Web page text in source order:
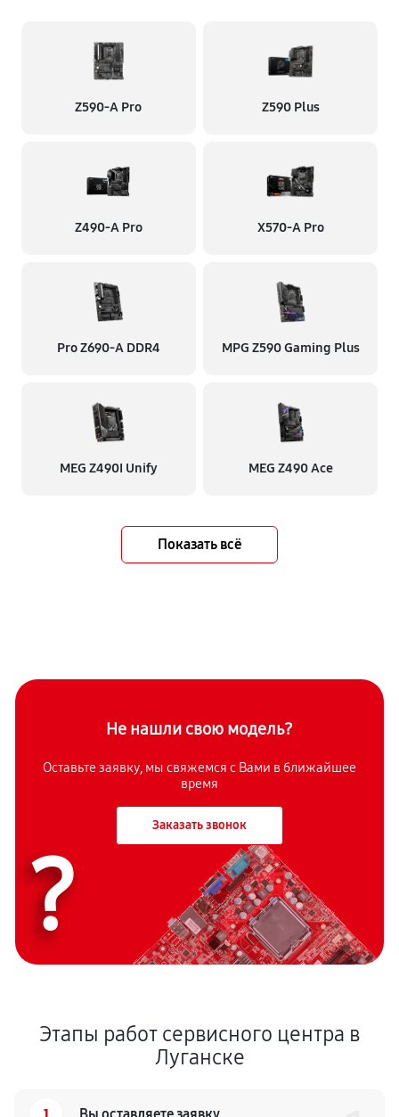
Z590-A Pro Z590 Plus
Z490-A Pro X570-A Pro
Pro Z690-A DDR4 MPG Z590 Gaming Plus
MEG Z490I Unify MEG Z490 Ace
Показать всё
Не нашли свою модель?
Оставьте заявку, мы свяжемся с Вами в ближайшее
время
Заказать звонок
?
Этапы работ сервисного центра в
Луганске